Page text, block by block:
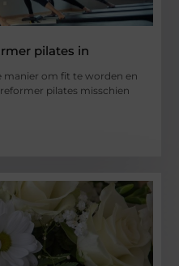
pilates in
manier om fit te worden en
pilates misschien